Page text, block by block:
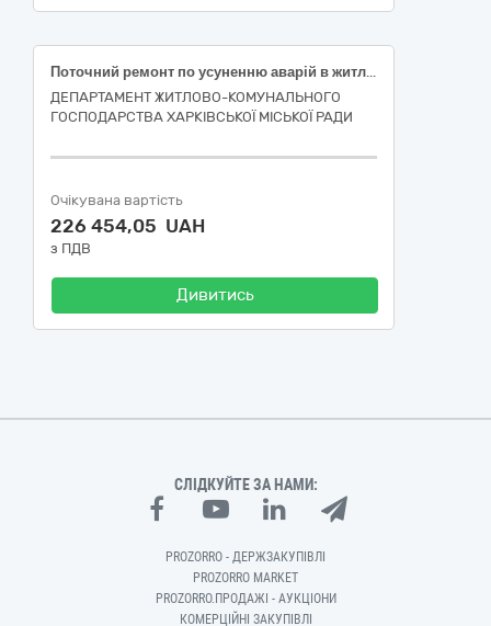
Поточний ремонт по усуненню аварій в житловому фонді багатоквартирного будинку за адресою: провулок Нюрнберзький, 4, місто Харків (код ДК 021:2015-45450000-6 Інші завершальні будівельні роботи)
ДЕПАРТАМЕНТ ЖИТЛОВО-КОМУНАЛЬНОГО
ГОСПОДАРСТВА ХАРКІВСЬКОЇ МІСЬКОЇ РАДИ
Очікувана вартість
226 454,05 UAH
з ПДВ
Дивитись
СЛІДКУЙТЕ ЗА НАМИ:
PROZORRO - ДЕРЖЗАКУПІВЛІ
PROZORRO MARKET
PROZORRO.ПРОДАЖІ - АУКЦІОНИ
КОМЕРЦІЙНІ ЗАКУПІВЛІ